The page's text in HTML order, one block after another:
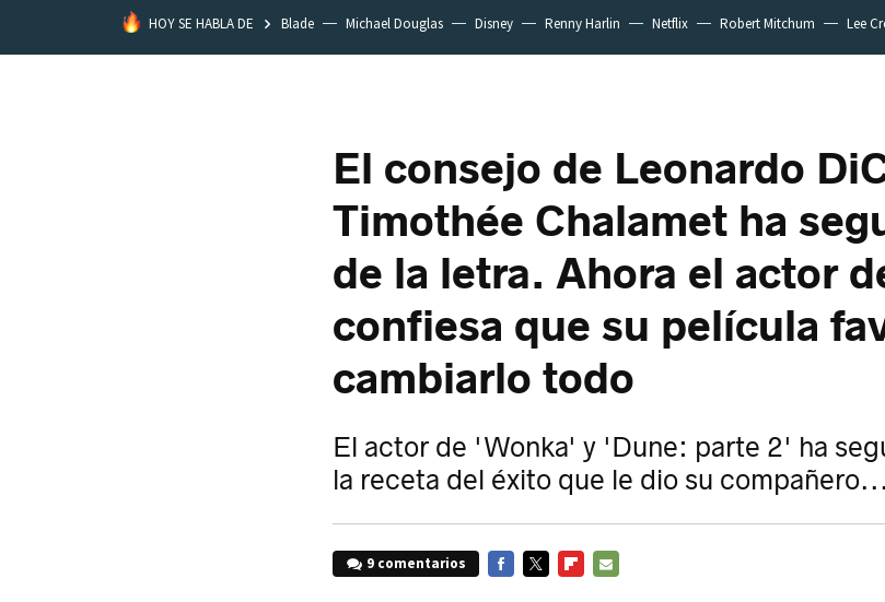
HOY SE HABLA DE Blade Michael Douglas Disney Renny Harlin Netflix Robert Mitchum Lee
El consejo de Leonardo
Timothée Chalamet ha
de la letra. Ahora el actor
confiesa que su película
cambiarlo todo
El actor de 'Wonka' y 'Dune: parte 2' ha
la receta del éxito que le dio su
9 comentarios